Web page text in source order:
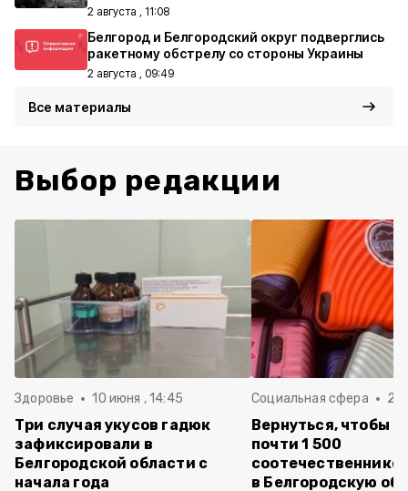
2 августа , 11:08
Белгород и Белгородский округ подверглись
ракетному обстрелу со стороны Украины
2 августа , 09:49
Все материалы
Выбор редакции
Здоровье 10 июня , 14:45
Три случая укусов гадюк
зафиксировали в
Белгородской области с
начала года
Социальная сфера 20
Вернуться, чтобы
почти 1 500
в Белгородскую